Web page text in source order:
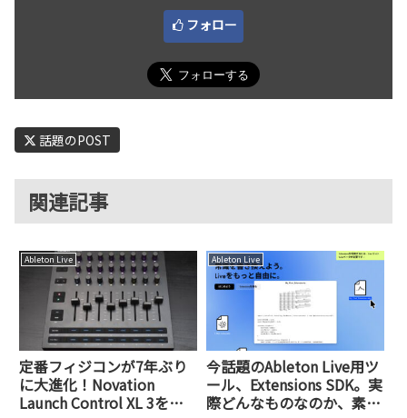
フォロー
話題のPOST
関連記事
Ableton Live
定番フィジコンが7年ぶり
に大進化！Novation
Launch Control XL 3を試
Ableton Live
今話題のAbleton Live用ツ
ール、Extensions SDK。実
際どんなものなのか、素人